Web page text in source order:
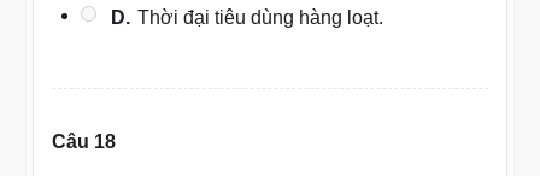
D. Thời đại tiêu dùng hàng loạt.
Câu 18